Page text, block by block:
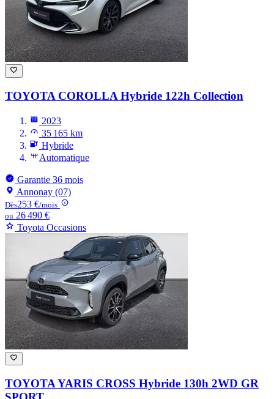
TOYOTA COROLLA Hybride 122h Collection
2023
35 165 km
Hybride
Automatique
Garantie 36 mois
Annonay (07)
Dès253 €/mois
ou 26 490 €
Toyota Occasions
TOYOTA YARIS CROSS Hybride 130h 2WD GR